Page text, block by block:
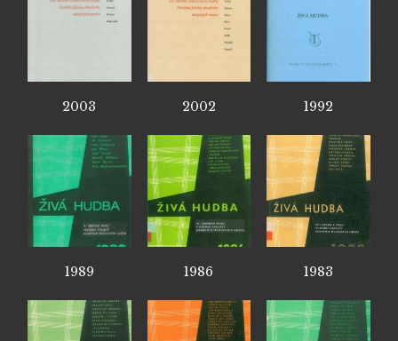
2003 2002 1992
1989 1986 1983